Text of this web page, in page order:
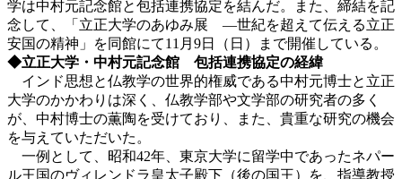
学は中村元記念館と包括連携協定を結んだ。また、締結を記
念して、「立正大学のあゆみ展 ―世紀を超えて伝える立正
安国の精神」を同館にて11月9日（日）まで開催している。
◆立正大学・中村元記念館 包括連携協定の経緯
インド思想と仏教学の世界的権威である中村元博士と立正
大学のかかわりは深く、仏教学部や文学部の研究者の多く
が、中村博士の薫陶を受けており、また、貴重な研究の機会
を与えていただいた。
一例として、昭和42年、東京大学に留学中であったネパー
ル王国のヴィレンドラ皇太子殿下（後の国王）を、指導教授